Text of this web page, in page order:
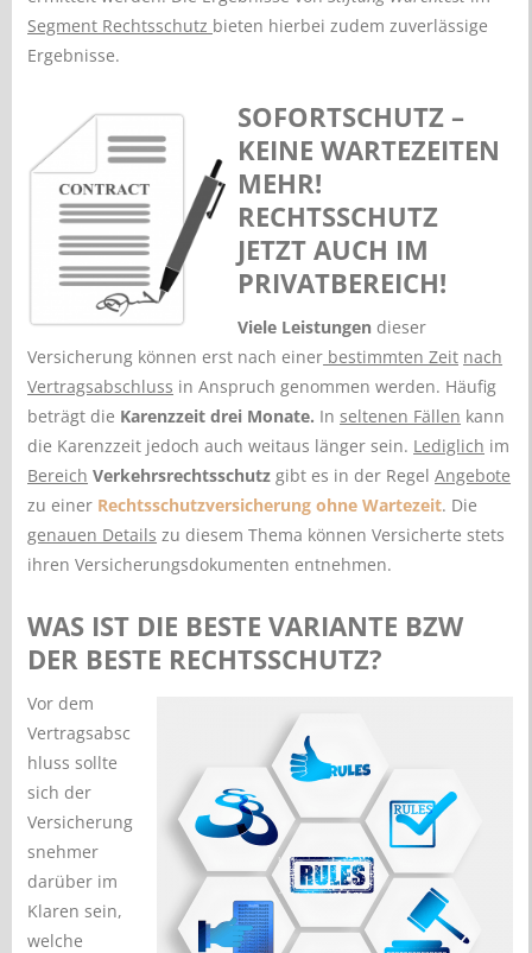
Segment Rechtsschutz bieten hierbei zudem zuverlässige
Ergebnisse.
SOFORTSCHUTZ –
KEINE WARTEZEITEN
MEHR!
RECHTSSCHUTZ
JETZT AUCH IM
PRIVATBEREICH!
Viele Leistungen dieser
Versicherung können erst nach einer bestimmten Zeit nach
Vertragsabschluss in Anspruch genommen werden. Häufig
beträgt die Karenzzeit drei Monate. Inseltenen Fällen kann
die Karenzzeit jedoch auch weitaus länger sein. Lediglich im
Bereich Verkehrsrechtsschutz gibt es in der RegelAngebote
zu einer Rechtsschutzversicherung ohne Wartezeit. Die
genauen Details zu diesem Thema können Versicherte stets
ihren Versicherungsdokumenten entnehmen.
WAS IST DIE BESTE VARIANTE BZW
DER BESTE RECHTSSCHUTZ?
Vor dem
Vertragsabsc
hluss sollte
sich der
Versicherung
snehmer
darüber im
Klaren sein,
welche